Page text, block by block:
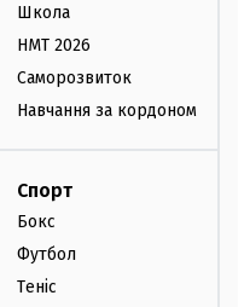
Школа
НМТ 2026
Саморозвиток
Навчання за кордоном
Спорт
Бокс
Футбол
Теніс